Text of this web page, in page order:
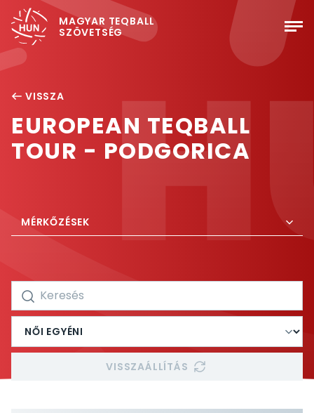
MAGYAR TEQBALL
SZÖVETSÉG
VISSZA
EUROPEAN TEQBALL
TOUR - PODGORICA
MÉRKŐZÉSEK
VISSZAÁLLÍTÁS